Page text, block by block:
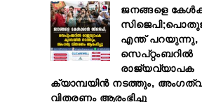
ജനങ്ങളെ
എന്ത് പറയുന്നു,
സെപ്റ്റംബറിൽ
രാജ്യവ്യാപക
ക്യാമ്പയിൻ നടത്തും,
വിതരണം ആരംഭിച്ചു